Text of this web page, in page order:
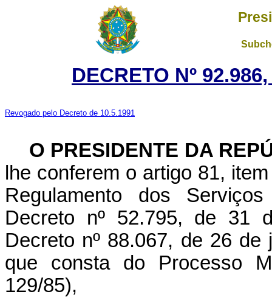
DECRETO Nº
Revogado pelo Decreto de 10.5.1991
O PRESIDENTE DA
lhe conferem o artigo 81,
Regulamento dos
Decreto nº 52.795, de 31
Decreto nº 88.067, de 26
que consta do Processo
129/85),